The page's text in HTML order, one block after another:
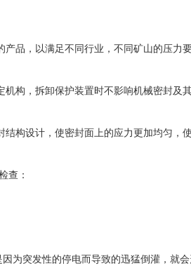
，以满足不同行业，不同矿山的压力要
，拆卸保护装置时不影响机械密封及其
设计，使密封面上的应力更加均匀，使
查：
突发性的停电而导致的迅猛倒灌，就会